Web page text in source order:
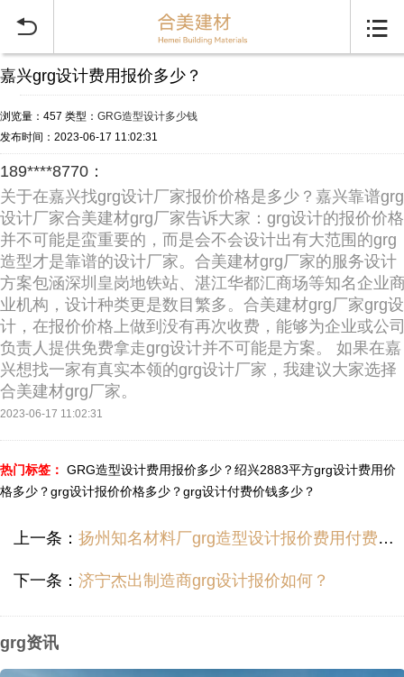
 
嘉兴grg设计费用报价多少？
浏览量：457 类型： GRG造型设计多少钱
发布时间：2023-06-17 11:02:31
189****8770：
关于在嘉兴找grg设计厂家报价价格是多少？嘉兴靠谱grg
设计厂家合美建材grg厂家告诉大家：grg设计的报价价格
并不可能是蛮重要的，而是会不会设计出有大范围的grg
造型才是靠谱的设计厂家。合美建材grg厂家的服务设计
方案包涵深圳皇岗地铁站、湛江华都汇商场等知名企业
业机构，设计种类更是数目繁多。合美建材grg厂家grg设
计，在报价价格上做到没有再次收费，能够为企业或公
负责人提供免费拿走grg设计并不可能是方案。 如果在嘉
兴想找一家有真实本领的grg设计厂家，我建议大家选择
合美建材grg厂家。
2023-06-17 11:02:31
热门标签： GRG造型设计费用报价多少？绍兴2883平方grg设计费用价
格多少？grg设计报价价格多少？grg设计付费价钱多少？
上一条： 扬州知名材料厂grg造型设计报价费用付费价钱多少？
下一条： 济宁杰出制造商grg设计报价如何？
grg资讯